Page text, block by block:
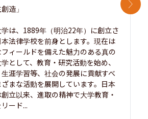
造」
学は、1889年（明治22年）に創立さ
法律学校を前身とします。現在は
ィールドを備えた魅力のある真の
として、教育・研究活動を始め、
涯学習等、社会の発展に貢献すべ
ざまな活動を展開しています。日本
立以来、進取の精神で大学教育・
ード...
次のス